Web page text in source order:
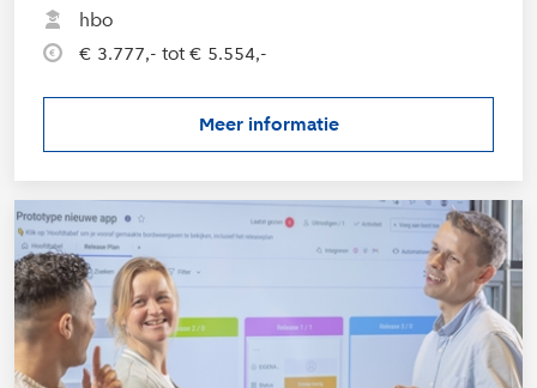
hbo
€ 3.777,- tot € 5.554,-
Meer informatie
over de vacature